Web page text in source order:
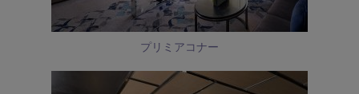
プリミアコナー